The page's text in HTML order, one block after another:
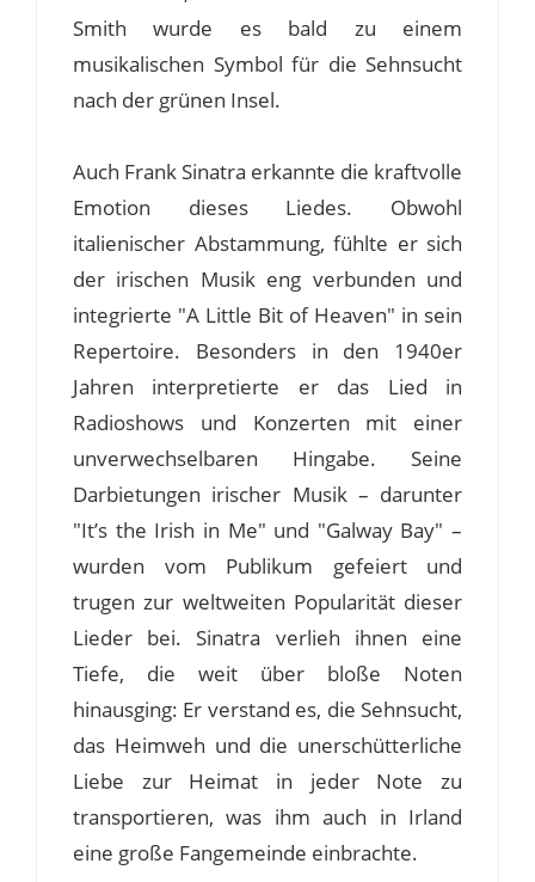
Smith wurde es bald zu einem
musikalischen Symbol für die Sehnsucht
nach der grünen Insel.
Auch Frank Sinatra erkannte die kraftvolle
Emotion dieses Liedes. Obwohl
italienischer Abstammung, fühlte er sich
der irischen Musik eng verbunden und
integrierte "A Little Bit of Heaven" in sein
Repertoire. Besonders in den 1940er
Jahren interpretierte er das Lied in
Radioshows und Konzerten mit einer
unverwechselbaren Hingabe. Seine
Darbietungen irischer Musik – darunter
"It’s the Irish in Me" und "Galway Bay" –
wurden vom Publikum gefeiert und
trugen zur weltweiten Popularität dieser
Lieder bei. Sinatra verlieh ihnen eine
Tiefe, die weit über bloße Noten
hinausging: Er verstand es, die Sehnsucht,
das Heimweh und die unerschütterliche
Liebe zur Heimat in jeder Note zu
transportieren, was ihm auch in Irland
eine große Fangemeinde einbrachte.